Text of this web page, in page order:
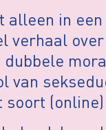
alleen in
verhaal
van
soort